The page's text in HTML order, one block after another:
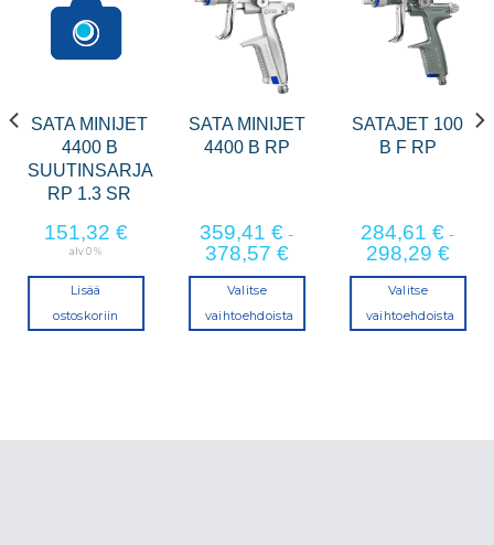
SATA MINIJET
4400 B
SUUTINSARJA
RP 1.3 SR
151,32 €
alv 0 %
Lisää
ostoskoriin
SATA MINIJET
4400 B RP
359,41€ -
378,57 €
Valitse
vaihtoehdoista
SATAJET 100
B F RP
284,61€ -
298,29 €
Valitse
vaihtoehdoista